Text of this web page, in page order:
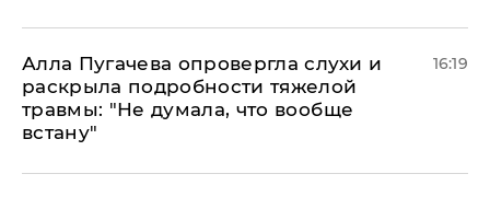
Алла Пугачева опровергла слухи и
раскрыла подробности тяжелой
травмы: "Не думала, что вообще
встану"
16:19